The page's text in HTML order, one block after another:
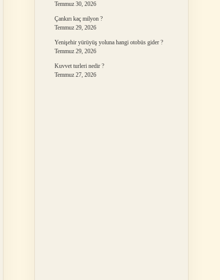
Temmuz 30, 2026
Çankırı kaç milyon ?
Temmuz 29, 2026
Yenişehir yürüyüş yoluna hangi otobüs gider ?
Temmuz 29, 2026
Kuvvet turleri nedir ?
Temmuz 27, 2026